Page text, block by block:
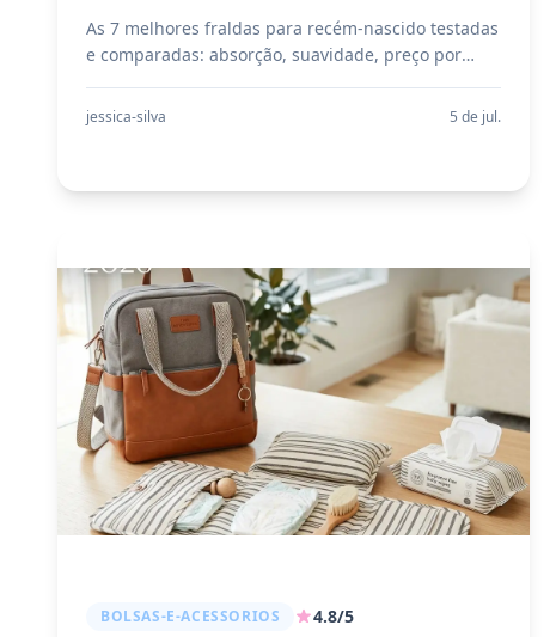
As 7 melhores fraldas para recém-nascido testadas
e comparadas: absorção, suavidade, preço por
escolher a fralda certa.
jessica-silva 5 de jul.
BOLSAS-E-ACESSORIOS 4.8/5